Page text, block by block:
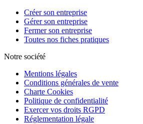
Créer son entreprise
Gérer son entreprise
Fermer son entreprise
Toutes nos fiches pratiques
Notre société
Mentions légales
Conditions générales de vente
Charte Cookies
Politique de confidentialité
Exercer vos droits RGPD
Réglementation légale